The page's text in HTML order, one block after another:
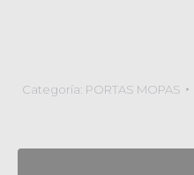
Categoría: PORTAS MOPAS